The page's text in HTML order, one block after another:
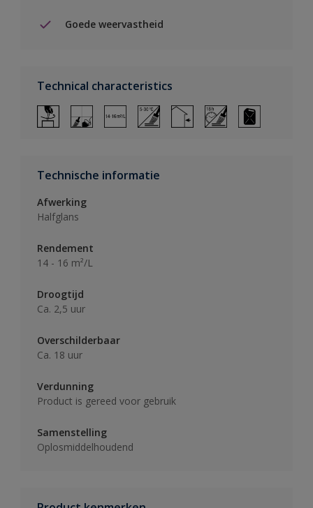
Goede weervastheid
Technical characteristics
Technische informatie
Afwerking
Halfglans
Rendement
14 - 16 m²/L
Droogtijd
Ca. 2,5 uur
Overschilderbaar
Ca. 18 uur
Verdunning
Product is gereed voor gebruik
Samenstelling
Oplosmiddelhoudend